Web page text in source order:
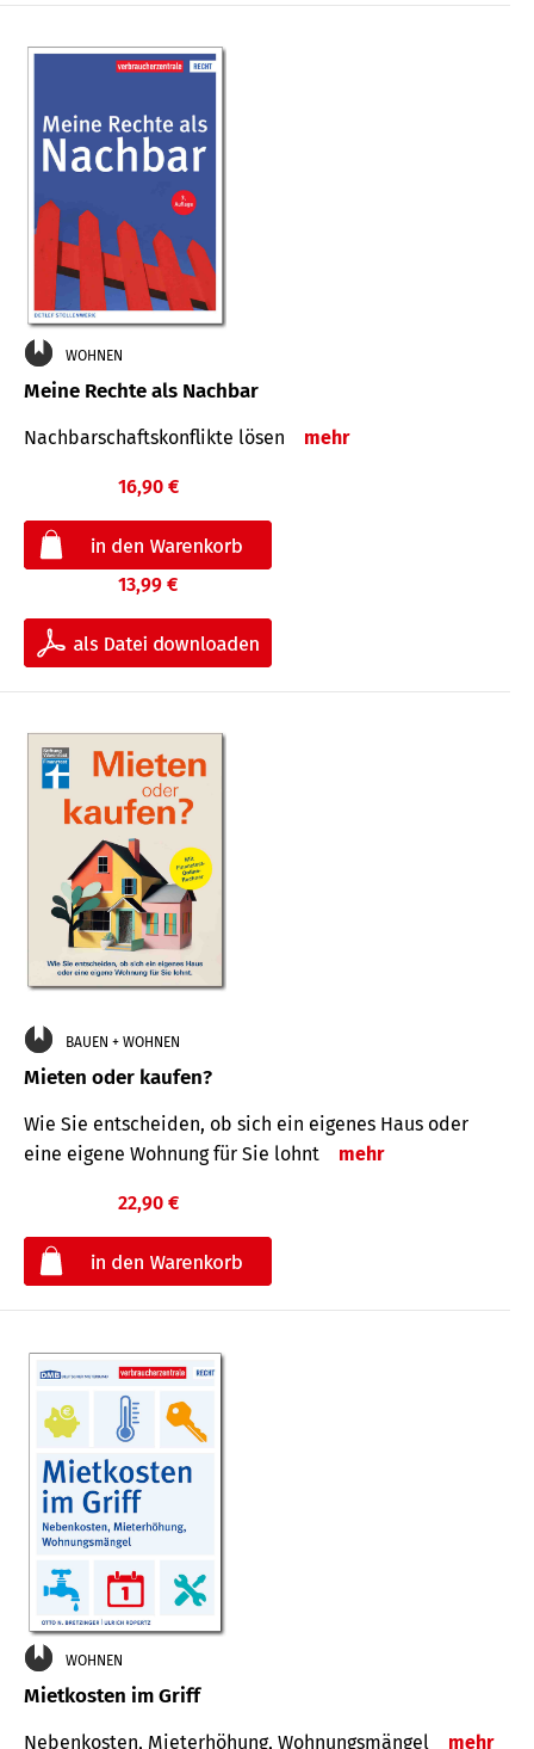
WOHNEN
Meine Rechte als Nachbar
Nach­bar­schafts­konflikte lösen mehr
16,90 €
13,99 €
BAUEN + WOHNEN
Mieten oder kaufen?
Wie Sie entscheiden, ob sich ein eigenes Haus oder
eine eigene Wohnung für Sie lohnt
mehr
22,90 €
WOHNEN
Mietkosten im Griff
Nebenkosten, Mieterhöhung, Wohnungsmängel mehr